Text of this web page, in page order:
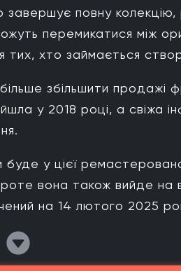
завершує повну
перемикатися між
тих, хто займається
збільшити
у 2018 році, а свіжа
буде у цієї
вона також вийде на
на 14 лютого 2025